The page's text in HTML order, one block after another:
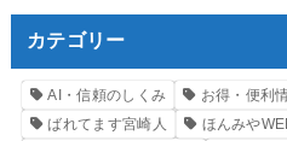
カテゴリー
AI・信頼のしくみ お得・便利
ばれてます宮崎人
ほんみや